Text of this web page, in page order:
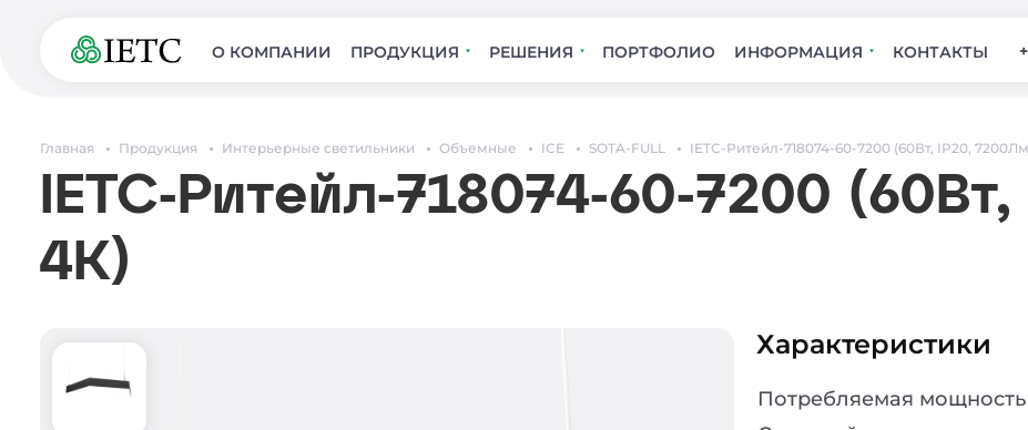
О КОМПАНИИ ПРОДУКЦИЯ РЕШЕНИЯ ПОРТФОЛИО ИНФОРМАЦИЯ КОНТАКТЫ
Главная Продукция Интерьерные светильники Объемные ICE SOTA-FULL IETC-Ритейл-718074-60-7200 (60Вт, IP20,
IETC-Ритейл-718074-60-7200
4К)
Характеристики
Потребляемая мощность